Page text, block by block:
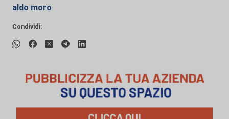
aldo moro
Condividi: